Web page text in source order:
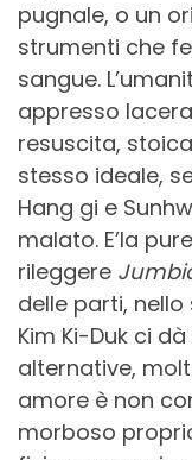
pugnale, o un
strumenti che
sangue.
appresso
resuscita,
stesso ideale,
Hang gi e
malato. E’la
rileggere
delle parti,
Kim Ki-Duk ci
alternative,
amore è non
morboso